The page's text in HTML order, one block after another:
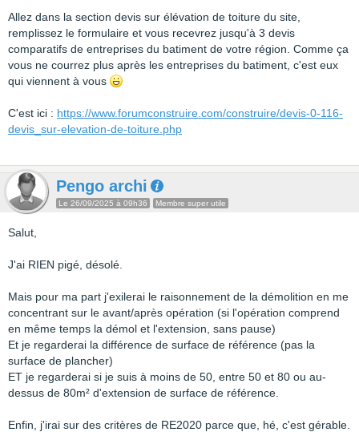
Allez dans la section devis sur élévation de toiture du site,
remplissez le formulaire et vous recevrez jusqu'à 3 devis
comparatifs de entreprises du batiment de votre région. Comme ça
vous ne courrez plus après les entreprises du batiment, c'est eux
qui viennent à vous
C'est ici : https://www.forumconstruire.com/construire/devis-0-116-
devis_sur-elevation-de-toiture.php
Pengo archi
Le 26/09/2025 à 09h36 Membre super utile
Salut,
J'ai RIEN pigé, désolé.
Mais pour ma part j'exilerai le raisonnement de la démolition en me
concentrant sur le avant/après opération (si l'opération comprend
en même temps la démol et l'extension, sans pause)
Et je regarderai la différence de surface de référence (pas la
surface de plancher)
ET je regarderai si je suis à moins de 50, entre 50 et 80 ou au-
dessus de 80m² d'extension de surface de référence.
Enfin, j'irai sur des critères de RE2020 parce que, hé, c'est gérable.